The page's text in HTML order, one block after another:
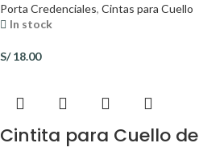
Porta Credenciales, Cintas para Cuello
In stock
S/18.00
Cintita para Cuello